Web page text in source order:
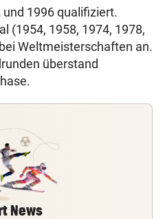
1996 qualifiziert.
(1954, 1958, 1974, 1978,
Weltmeisterschaften an.
überstand
News